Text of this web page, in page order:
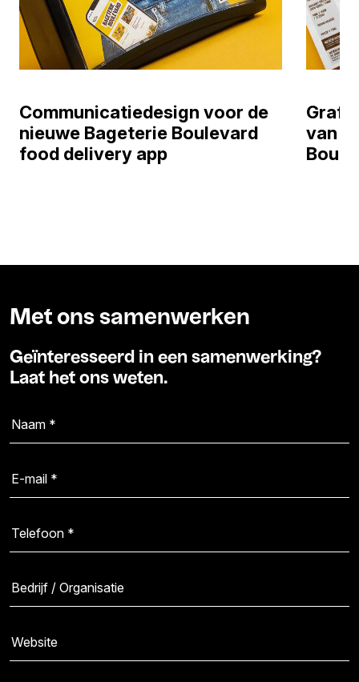
Communicatiedesign voor de
nieuwe Bageterie Boulevard
food delivery app
van
Met ons samenwerken
Geïnteresseerd in een samenwerking?
Laat het ons weten.